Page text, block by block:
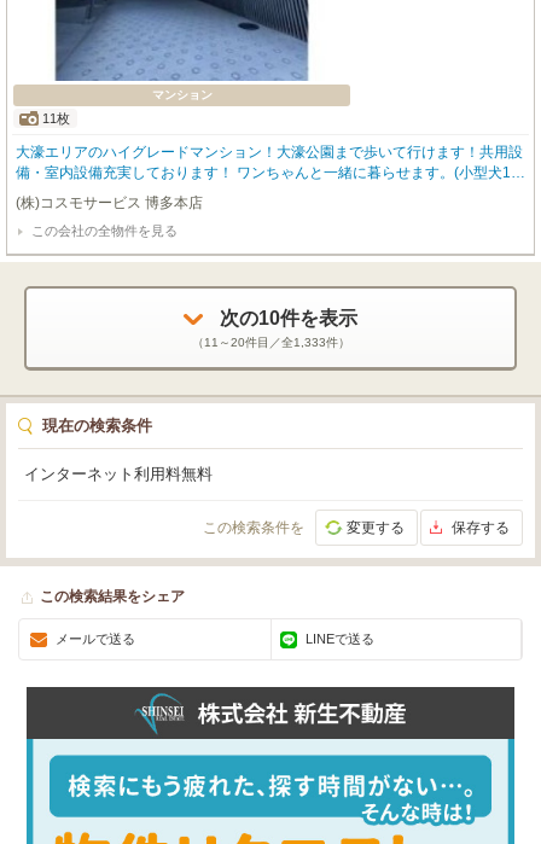
マンション
11枚
大濠エリアのハイグレードマンション！大濠公園まで歩いて行けます！共用設
備・室内設備充実しております！ ワンちゃんと一緒に暮らせます。(小型犬1匹
迄) ペット飼育時は条件変更がございます。お問合せ下さい。 ★福岡のペット
可物件はコスモサービスまで★ 福岡の物件全てご紹介出来ます！！何でもご相
談下さい♪ 内覧をご希望の方はお気軽にお申し付けください！ ※間取り・写真
は現況優先となります。 【駐車場の空き状況は要確認】
(株)コスモサービス 博多本店
この会社の全物件を見る
次の10件を表示
（11～20件目／全1,333件）
現在の検索条件
インターネット利用料無料
この検索条件を 変更する 保存する
この検索結果をシェア
メールで送る LINEで送る